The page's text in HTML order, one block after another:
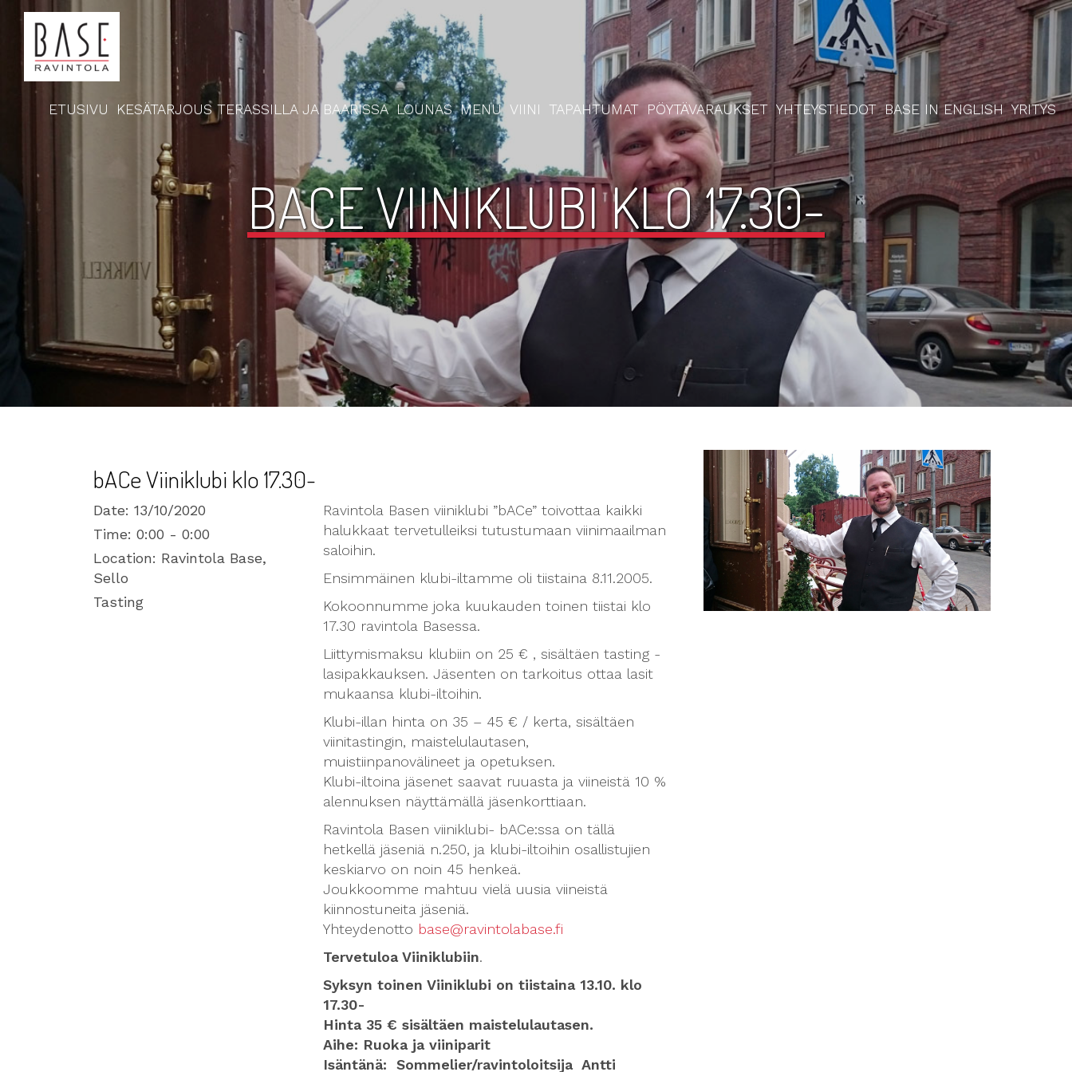
ETUSIVU KESÄTARJOUS TERASSILLA JA BAARISSA LOUNAS MENU VIINI TAPAHTUMAT PÖYTÄVARAUKSET YHTEYSTIEDOT BASE IN ENGLISH YRITYS
BACE VIINIKLUBI KLO 17.30-
bACe Viiniklubi klo 17.30-
Date: 13/10/2020
Time: 0:00 - 0:00
Location: Ravintola Base,
Sello
Tasting
Ravintola Basen viiniklubi ”bACe” toivottaa kaikki
halukkaat tervetulleiksi tutustumaan viinimaailman
saloihin.
Ensimmäinen klubi-iltamme oli tiistaina 8.11.2005.
Kokoonnumme joka kuukauden toinen tiistai klo
17.30 ravintola Basessa.
Liittymismaksu klubiin on 25 € , sisältäen tasting -
lasipakkauksen. Jäsenten on tarkoitus ottaa lasit
mukaansa klubi-iltoihin.
Klubi-illan hinta on 35 – 45 € / kerta, sisältäen
viinitastingin, maistelulautasen,
muistiinpanovälineet ja opetuksen.
Klubi-iltoina jäsenet saavat ruuasta ja viineistä 10 %
alennuksen näyttämällä jäsenkorttiaan.
Ravintola Basen viiniklubi- bACe:ssa on tällä
hetkellä jäseniä n.250, ja klubi-iltoihin osallistujien
keskiarvo on noin 45 henkeä.
Joukkoomme mahtuu vielä uusia viineistä
kiinnostuneita jäseniä.
Yhteydenotto base@ravintolabase.fi
Tervetuloa Viiniklubiin.
Syksyn toinen Viiniklubi on tiistaina 13.10. klo
17.30-
Hinta 35 € sisältäen maistelulautasen.
Aihe: Ruoka ja viiniparit
Isäntänä: Sommelier/ravintoloitsija Antti